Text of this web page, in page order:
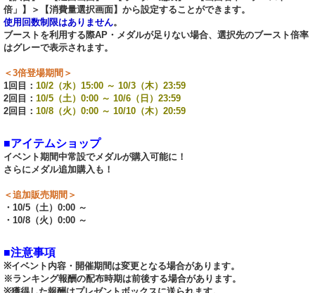
倍」】＞【消費量選択画面】から設定することができます。
使用回数制限はありません。
ブーストを利用する際AP・メダルが足りない場合、選択先のブースト倍率
はグレーで表示されます。
＜3倍登場期間＞
1回目： 10/2（水）15:00 ～ 10/3（木）23:59
2回目： 10/5（土）0:00 ～ 10/6（日）23:59
2回目： 10/8（火）0:00 ～ 10/10（木）20:59
■アイテムショップ
イベント期間中常設でメダルが購入可能に！
さらにメダル追加購入も！
＜追加販売期間＞
・10/5（土）0:00 ～
・10/8（火）0:00 ～
■注意事項
※イベント内容・開催期間は変更となる場合があります。
※ランキング報酬の配布時期は前後する場合があります。